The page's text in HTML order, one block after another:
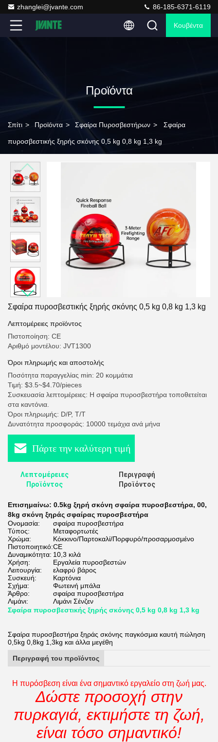
zhanglei@jvante.com 86-185-6371-6119
Κουβέντα
Προϊόντα
Σπίτι > Προϊόντα > Σφαίρα Πυροσβεστήρων > Σφαίρα
πυροσβεστικής ξηρής σκόνης 0,5 kg 0,8 kg 1,3 kg
Σφαίρα πυροσβεστικής ξηρής σκόνης 0,5 kg 0,8 kg 1,3 kg
Λεπτομέρειες προϊόντος
Πιστοποίηση: CE
Αριθμό μοντέλου: JVT1300
Όροι πληρωμής και αποστολής
Ποσότητα παραγγελίας min: 20 κομμάτια
Τιμή: $3.5~$4.70/pieces
Συσκευασία λεπτομέρειες: Η σφαίρα πυροσβεστήρα τοποθετείται
στα καντόνια.
Όροι πληρωμής: D/P, T/T
Δυνατότητα προσφοράς: 10000 τεμάχια ανά μήνα
Πάρτε την καλύτερη τιμή
Λεπτομέρειες
Προϊόντος
Περιγραφή
Προϊόντος
Επισημαίνω: 0.5kg ξηρή σκόνη σφαίρα πυροσβεστήρα, 00,
8kg σκόνη ξηράς σφαίρας πυροσβεστήρα
Ονομασία:
σφαίρα πυροσβεστήρα
Τύπος:
Μεταφορτωτές
Χρώμα:
Κόκκινο/Παρτοκαλί/Πορφυρό/προσαρμοσμένο
Πιστοποιητικό:CE
Δυναμικότητα: 10,3 κιλά
Χρήση:
Εργαλεία πυροσβεστών
Λειτουργία:
ελαφρύ βάρος
Συσκευή:
Καρτόνια
Σχήμα:
Φωτεινή μπάλα
Άρθρο:
σφαίρα πυροσβεστήρα
Λιμάνι:
Λιμάνι Σένζεν
Σφαίρα πυροσβεστικής ξηρής σκόνης 0,5 kg 0,8 kg 1,3 kg
Σφαίρα πυροσβεστήρα ξηράς σκόνης παγκόσμια καυτή πώληση
0,5kg 0,8kg 1,3kg και άλλα μεγέθη
Περιγραφή του προϊόντος
Η πυρόσβεση είναι ένα σημαντικό εργαλείο στη ζωή μας.
Δώστε προσοχή στην
πυρκαγιά, εκτιμήστε τη ζωή,
είναι τόσο σημαντικό!